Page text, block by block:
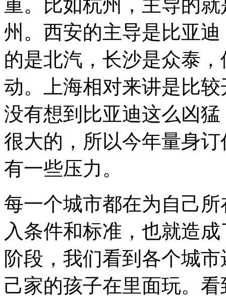
重。比如杭州，主导的
州。西安的主导是比亚
的是北汽，长沙是众泰
动。上海相对来讲是比
没有想到比亚迪这么凶
很大的，所以今年量身
有一些压力。
每一个城市都在为自己
入条件和标准，也就造
阶段，我们看到各个城
己家的孩子在里面玩。